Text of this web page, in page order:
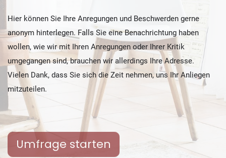
Hier können Sie Ihre Anregungen und Beschwerden gerne
anonym hinterlegen. Falls Sie eine Benachrichtung haben
wollen, wie wir mit Ihren Anregungen oder Ihrer Kritik
umgegangen sind, brauchen wir allerdings Ihre Adresse.
Vielen Dank, dass Sie sich die Zeit nehmen, uns Ihr Anliegen
mitzuteilen.
Umfrage starten